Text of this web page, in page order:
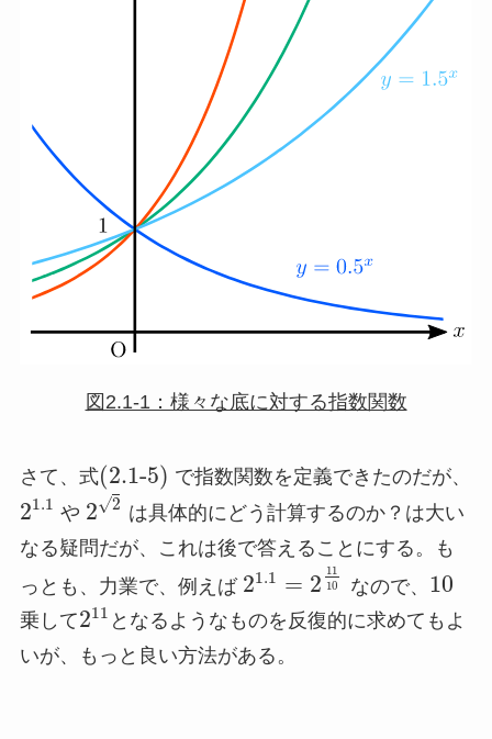
図2.1-1：様々な底に対する指数関数
さて、式(2.1-5) で指数関数を定義できたのだが、
21.1 や 2 2
√
は具体的にどう計算するのか？は大い
なる疑問だが、これは後で答えることにする。も
っとも、力業で、例えば 21.1 = 2 11
10
なので、 10
乗して211 となるようなものを反復的に求めてもよ
いが、もっと良い方法がある。